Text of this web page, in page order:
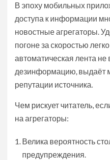
В эпоху мобильных
доступа к информации
новостные агрегаторы.
погоне за скоростью
автоматическая лента не
дезинформацию, выдаёт
репутации источника.
Чем рискует читатель,
на агрегаторы:
Велика вероятность
предупреждения.